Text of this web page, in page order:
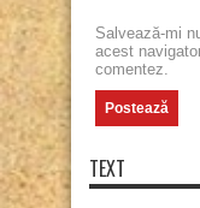
Salvează-mi
acest
comentez.
TEXT